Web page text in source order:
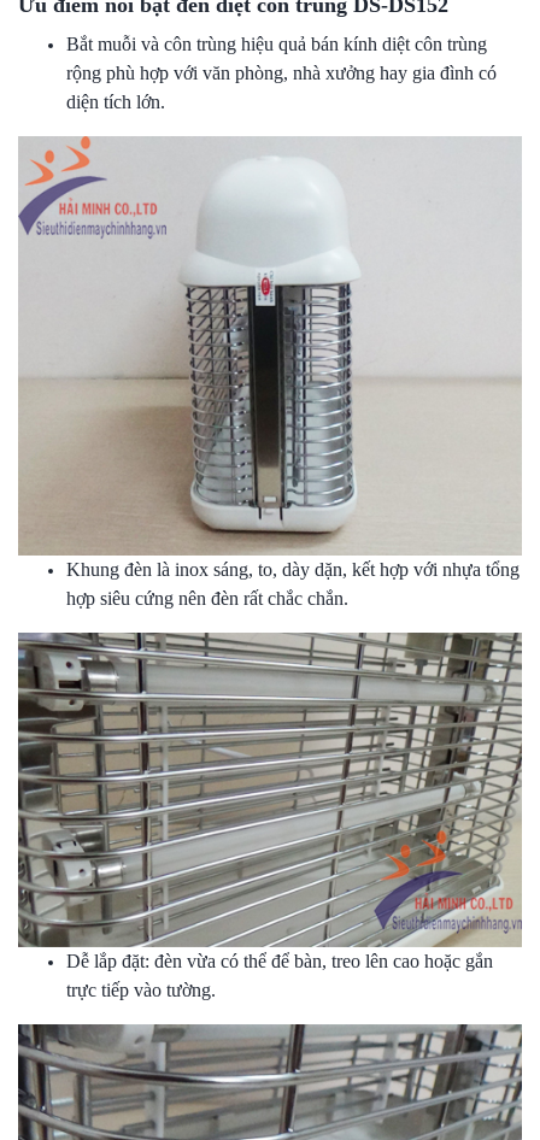
Bắt muỗi và côn trùng hiệu quả bán kính diệt côn trùng
rộng phù hợp với văn phòng, nhà xưởng hay gia đình có
diện tích lớn.
Khung đèn là inox sáng, to, dày dặn, kết hợp với nhựa tổng
hợp siêu cứng nên đèn rất chắc chắn.
Dễ lắp đặt: đèn vừa có thể để bàn, treo lên cao hoặc gắn
trực tiếp vào tường.